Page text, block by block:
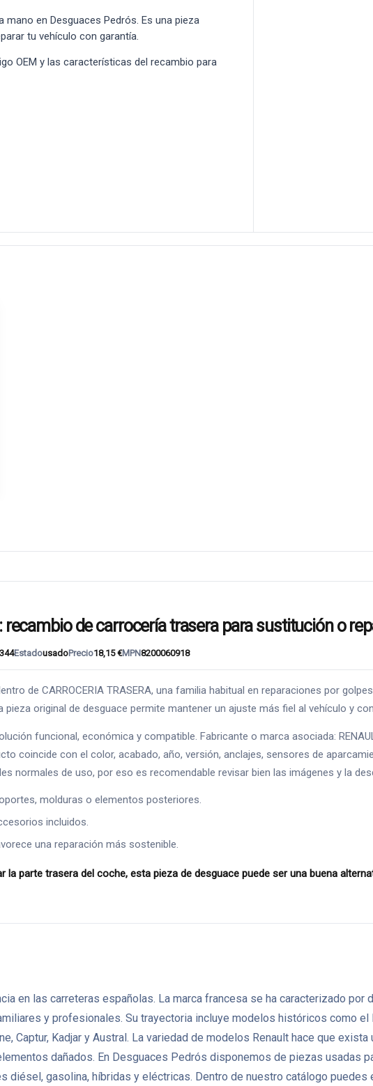
mano en Desguaces Pedrós. Es una pieza
tu vehículo con garantía.
OEM y las características del recambio para
recambio de carrocería trasera para sustitución o
EstadousadoPrecio18,15 €MPN8200060918
de CARROCERIA TRASERA, una familia habitual en reparaciones por
original de desguace permite mantener un ajuste más fiel al vehículo y
funcional, económica y compatible. Fabricante o marca asociada:
coincide con el color, acabado, año, versión, anclajes, sensores de
normales de uso, por eso es recomendable revisar bien las imágenes y la
molduras o elementos posteriores.
incluidos.
una reparación más sostenible.
la parte trasera del coche, esta pieza de desguace puede ser una buena
en las carreteras españolas. La marca francesa se ha caracterizado
y profesionales. Su trayectoria incluye modelos históricos como el
Captur, Kadjar y Austral. La variedad de modelos Renault hace que
dañados. En Desguaces Pedrós disponemos de piezas usadas
diésel, gasolina, híbridas y eléctricas. Dentro de nuestro catálogo puedes